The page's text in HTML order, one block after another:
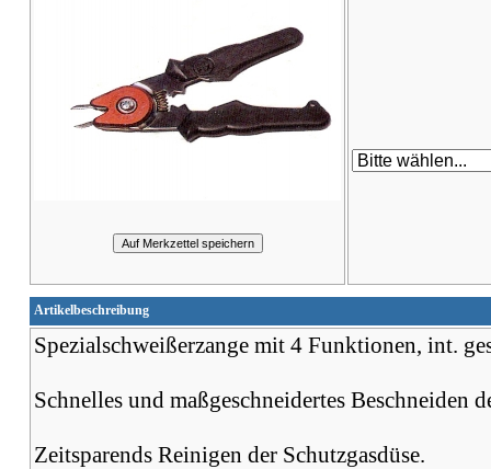
Artikelbeschreibung
Spezialschweißerzange mit 4 Funktionen, int.
Schnelles und maßgeschneidertes Beschneiden
Zeitsparends Reinigen der Schutzgasdüse.